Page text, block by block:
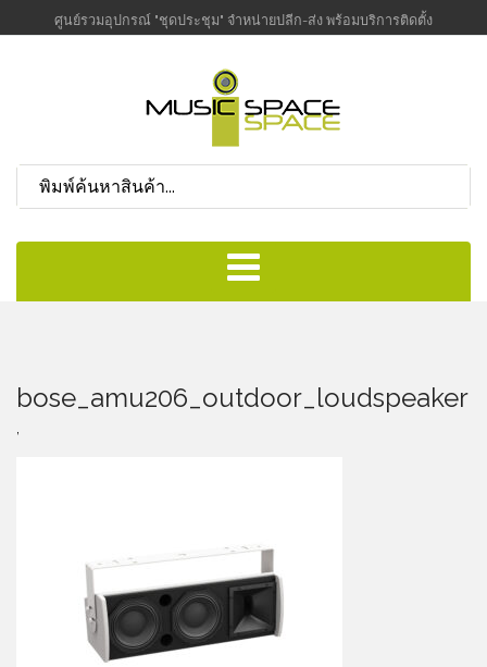
ศูนย์รวมอุปกรณ์ "ชุดประชุม" จำหน่ายปลีก-ส่ง พร้อมบริการติดตั้ง